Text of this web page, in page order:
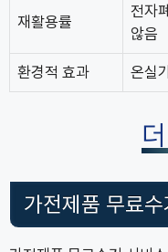
재활용률
전자
않음
환경적 효과 온실
가전제품 무료